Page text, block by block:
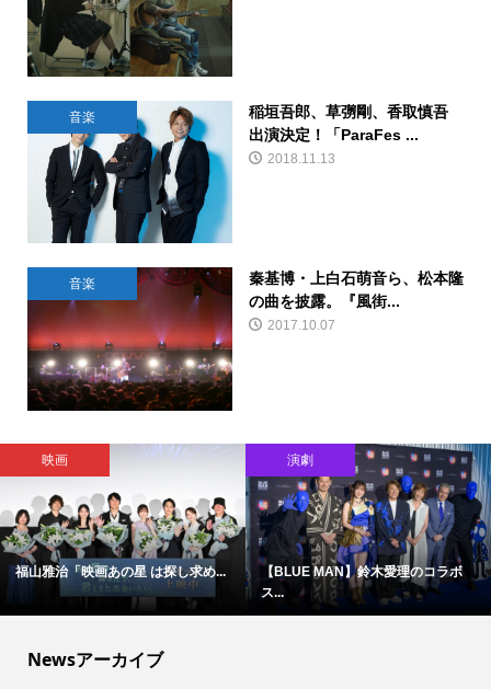
音楽
稲垣吾郎、草彅剛、香取慎吾
出演決定！「ParaFes ...
2018.11.13
音楽
秦基博・上白石萌音ら、松本隆
の曲を披露。『風街...
2017.10.07
映画
福山雅治「映画あの星 は探し求め...
演劇
【BLUE MAN】鈴木愛理のコラボ
ス...
Newsアーカイブ